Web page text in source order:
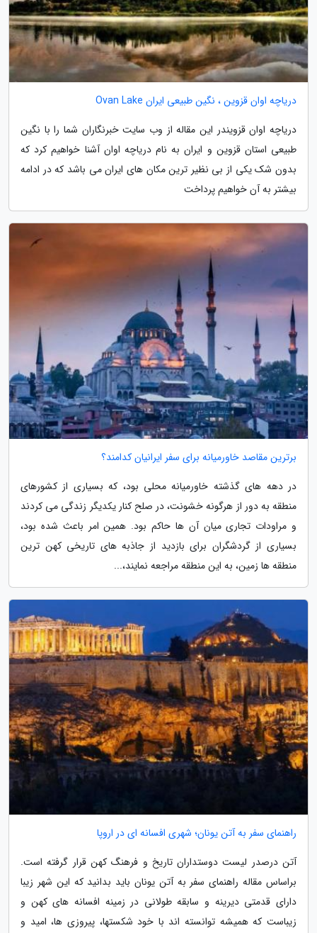
دریاچه اوان قزوین ، نگین طبیعی ایران Ovan Lake
دریاچه اوان قزویندر این مقاله از وب سایت خبرنگاران شما را با نگین
طبیعی استان قزوین و ایران به نام دریاچه اوان آشنا خواهیم کرد که
بدون شک یکی از بی نظیر ترین مکان های ایران می باشد که در ادامه
بیشتر به آن خواهیم پرداخت
برترین مقاصد خاورمیانه برای سفر ایرانیان کدامند؟
در دهه های گذشته خاورمیانه محلی بود، که بسیاری از کشورهای
منطقه به دور از هرگونه خشونت، در صلح کنار یکدیگر زندگی می کردند
و مراودات تجاری میان آن ها حاکم بود. همین امر باعث شده بود،
بسیاری از گردشگران برای بازدید از جاذبه های تاریخی کهن ترین
منطقه ها زمین، به این منطقه مراجعه نمایند،...
راهنمای سفر به آتن یونان؛ شهری افسانه ای در اروپا
آتن درصدر لیست دوستداران تاریخ و فرهنگ کهن قرار گرفته است.
براساس مقاله راهنمای سفر به آتن یونان باید بدانید که این شهر زیبا
دارای قدمتی دیرینه و سابقه طولانی در زمینه افسانه های کهن و
زیباست که همیشه توانسته اند با خود شکستها، پیروزی ها، امید و